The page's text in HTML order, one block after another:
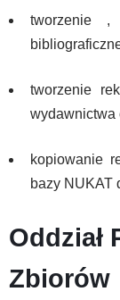
tworzenie ,
tworzenie
wydawnictwa
kopiowanie
bazy NUKAT
Oddział
Zbiorów